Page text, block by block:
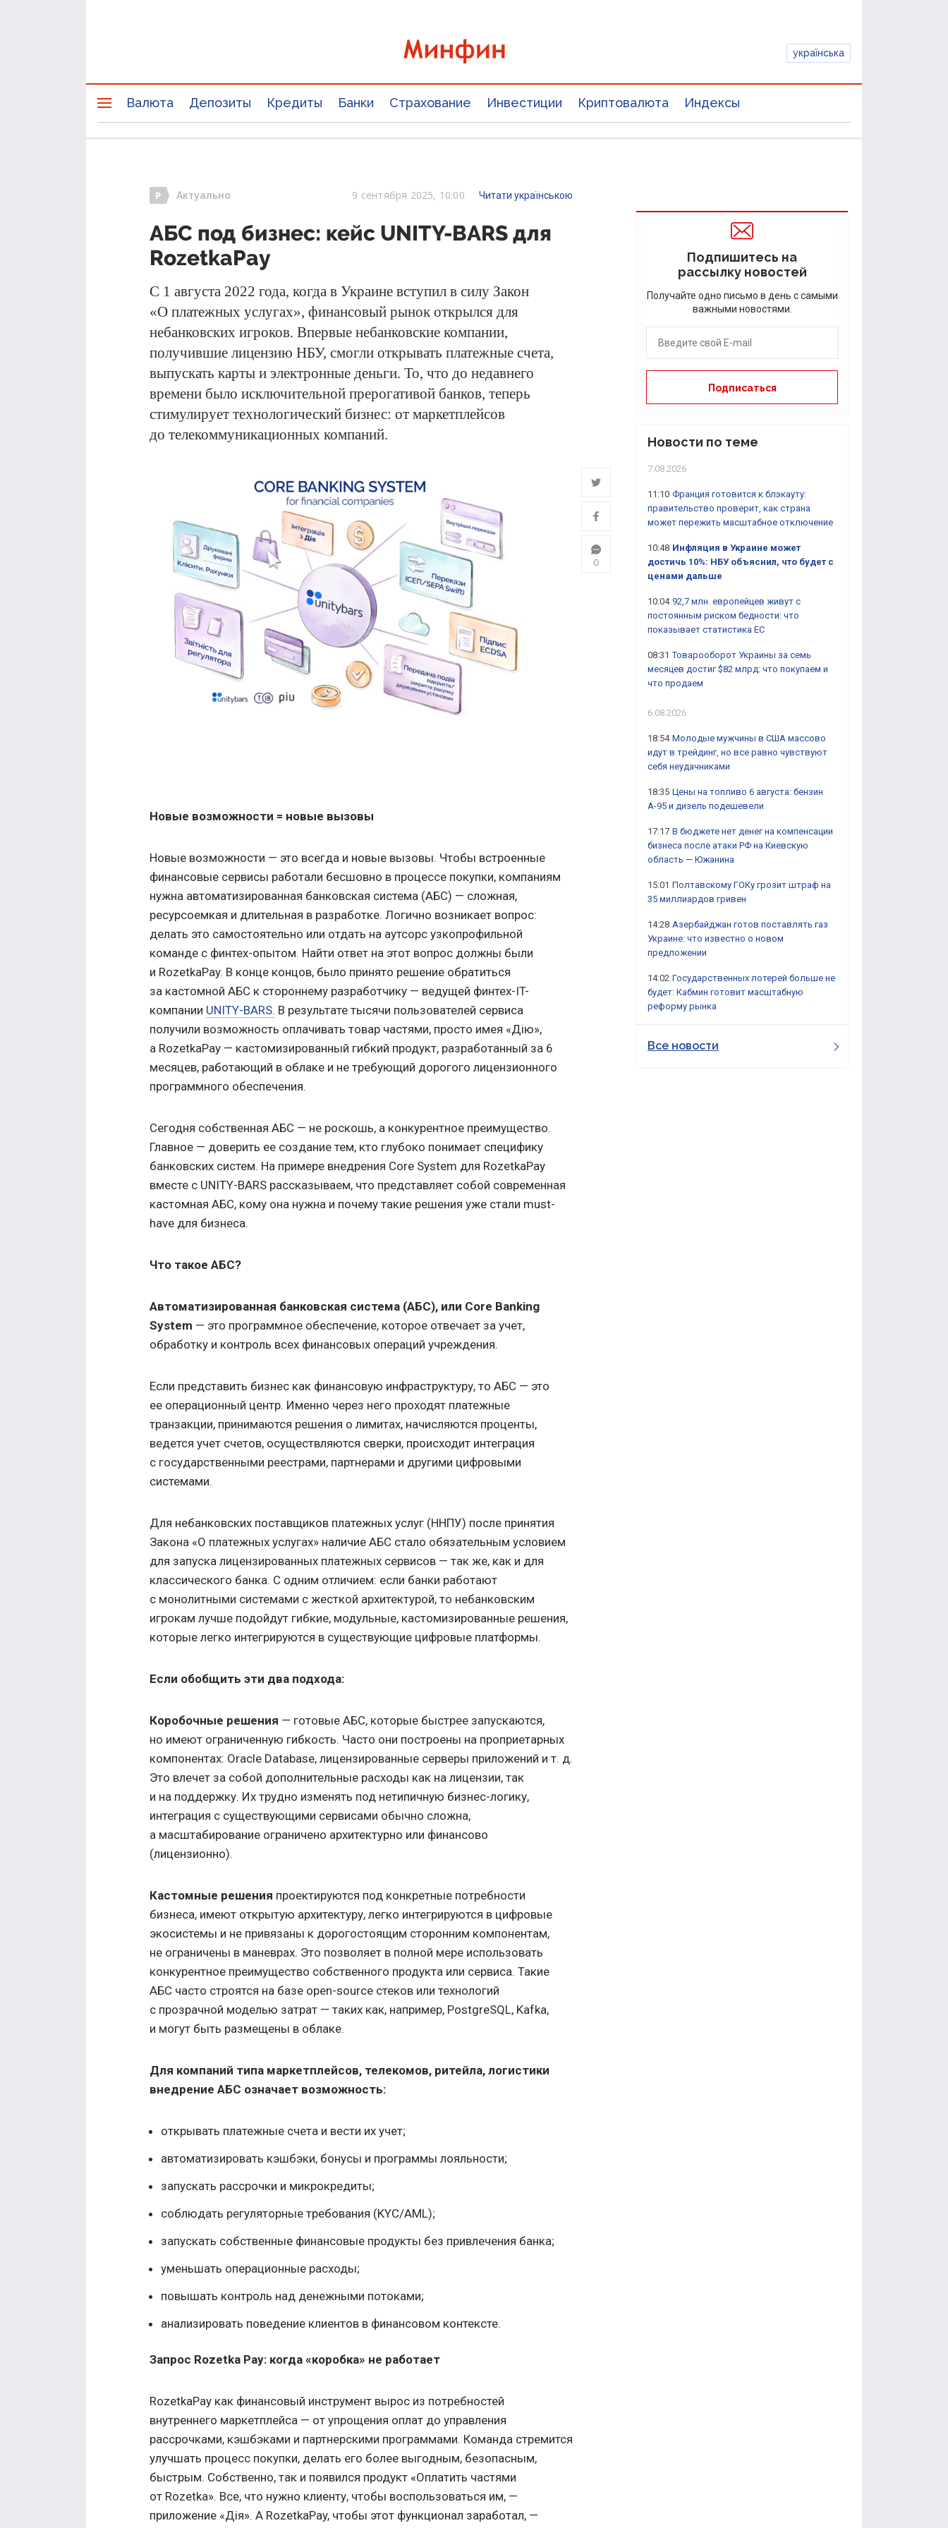
українська
Валюта Депозиты Кредиты Банки Страхование Инвестиции Криптовалюта Индексы
Актуально 9 сентября 2025, 10:00 Читати українською
АБС под бизнес: кейс UNITY-BARS для
RozetkaPay
С 1 августа 2022 года, когда в Украине вступил в силу Закон
«О платежных услугах», финансовый рынок открылся для
небанковских игроков. Впервые небанковские компании,
получившие лицензию НБУ, смогли открывать платежные счета,
выпускать карты и электронные деньги. То, что до недавнего
времени было исключительной прерогативой банков, теперь
стимулирует технологический бизнес: от маркетплейсов
до телекоммуникационных компаний.
0
Новые возможности = новые вызовы
Новые возможности — это всегда и новые вызовы. Чтобы встроенные
финансовые сервисы работали бесшовно в процессе покупки, компаниям
нужна автоматизированная банковская система (АБС) — сложная,
ресурсоемкая и длительная в разработке. Логично возникает вопрос:
делать это самостоятельно или отдать на аутсорс узкопрофильной
команде с финтех-опытом. Найти ответ на этот вопрос должны были
и RozetkaPay. В конце концов, было принято решение обратиться
за кастомной АБС к стороннему разработчику — ведущей финтех-IT-
компании UNITY-BARS. В результате тысячи пользователей сервиса
получили возможность оплачивать товар частями, просто имея «Дію»,
а RozetkaPay — кастомизированный гибкий продукт, разработанный за 6
месяцев, работающий в облаке и не требующий дорогого лицензионного
программного обеспечения.
Сегодня собственная АБС — не роскошь, а конкурентное преимущество.
Главное — доверить ее создание тем, кто глубоко понимает специфику
банковских систем. На примере внедрения Core System для RozetkaPay
вместе с UNITY-BARS рассказываем, что представляет собой современная
кастомная АБС, кому она нужна и почему такие решения уже стали must-
have для бизнеса.
Что такое АБС?
Автоматизированная банковская система (АБС), или Core Banking
System — это программное обеспечение, которое отвечает за учет,
обработку и контроль всех финансовых операций учреждения.
Если представить бизнес как финансовую инфраструктуру, то АБС — это
ее операционный центр. Именно через него проходят платежные
транзакции, принимаются решения о лимитах, начисляются проценты,
ведется учет счетов, осуществляются сверки, происходит интеграция
с государственными реестрами, партнерами и другими цифровыми
системами.
Для небанковских поставщиков платежных услуг (ННПУ) после принятия
Закона «О платежных услугах» наличие АБС стало обязательным условием
для запуска лицензированных платежных сервисов — так же, как и для
классического банка. С одним отличием: если банки работают
с монолитными системами с жесткой архитектурой, то небанковским
игрокам лучше подойдут гибкие, модульные, кастомизированные решения,
которые легко интегрируются в существующие цифровые платформы.
Если обобщить эти два подхода:
Коробочные решения — готовые АБС, которые быстрее запускаются,
но имеют ограниченную гибкость. Часто они построены на проприетарных
компонентах: Oracle Database, лицензированные серверы приложений и т. д.
Это влечет за собой дополнительные расходы как на лицензии, так
и на поддержку. Их трудно изменять под нетипичную бизнес-логику,
интеграция с существующими сервисами обычно сложна,
а масштабирование ограничено архитектурно или финансово
(лицензионно).
Кастомные решения проектируются под конкретные потребности
бизнеса, имеют открытую архитектуру, легко интегрируются в цифровые
экосистемы и не привязаны к дорогостоящим сторонним компонентам,
не ограничены в маневрах. Это позволяет в полной мере использовать
конкурентное преимущество собственного продукта или сервиса. Такие
АБС часто строятся на базе open-source стеков или технологий
с прозрачной моделью затрат — таких как, например, PostgreSQL, Kafka,
и могут быть размещены в облаке.
Для компаний типа маркетплейсов, телекомов, ритейла, логистики
внедрение АБС означает возможность:
открывать платежные счета и вести их учет;
автоматизировать кэшбэки, бонусы и программы лояльности;
запускать рассрочки и микрокредиты;
соблюдать регуляторные требования (KYC/AML);
запускать собственные финансовые продукты без привлечения банка;
уменьшать операционные расходы;
повышать контроль над денежными потоками;
анализировать поведение клиентов в финансовом контексте.
Запрос Rozetka Pay: когда «коробка» не работает
RozetkaPay как финансовый инструмент вырос из потребностей
внутреннего маркетплейса — от упрощения оплат до управления
рассрочками, кэшбэками и партнерскими программами. Команда стремится
улучшать процесс покупки, делать его более выгодным, безопасным,
быстрым. Собственно, так и появился продукт «Оплатить частями
от Rozetka». Все, что нужно клиенту, чтобы воспользоваться им, —
приложение «Дія». А RozetkaPay, чтобы этот функционал заработал, —
Подпишитесь на
рассылку новостей
Получайте одно письмо в день с самыми
важными новостями.
Новости по теме
7.08.2026
11:10 Франция готовится к блэкауту:
правительство проверит, как страна
может пережить масштабное отключение
10:48 Инфляция в Украине может
достичь 10%: НБУ объяснил, что будет с
ценами дальше
10:04 92,7 млн. европейцев живут с
постоянным риском бедности: что
показывает статистика ЕС
08:31 Товарооборот Украины за семь
месяцев достиг $82 млрд: что покупаем и
что продаем
6.08.2026
18:54 Молодые мужчины в США массово
идут в трейдинг, но все равно чувствуют
себя неудачниками
18:35 Цены на топливо 6 августа: бензин
А-95 и дизель подешевели
17:17 В бюджете нет денег на компенсации
бизнеса после атаки РФ на Киевскую
область — Южанина
15:01 Полтавскому ГОКу грозит штраф на
35 миллиардов гривен
14:28 Азербайджан готов поставлять газ
Украине: что известно о новом
предложении
14:02 Государственных лотерей больше не
будет: Кабмин готовит масштабную
реформу рынка
Все новости